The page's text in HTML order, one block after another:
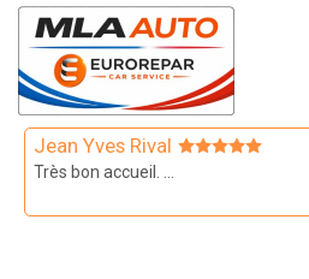
Aller
contenu
principal
Jean Yves Rival
Très bon accueil. ...